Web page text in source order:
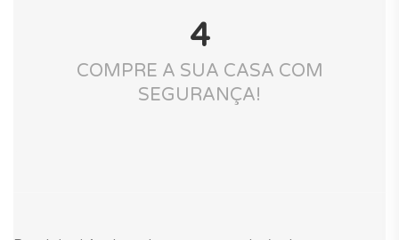
4
COMPRE A SUA CASA COM
SEGURANÇA!